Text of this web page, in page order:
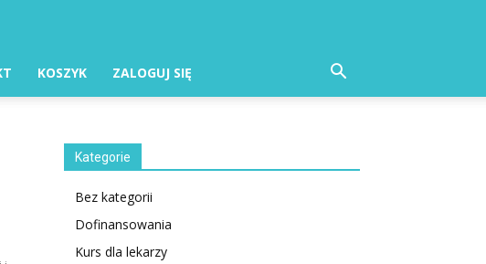
KOSZYK ZALOGUJ SIĘ
Kategorie
Bez kategorii
Dofinansowania
Kurs dla lekarzy